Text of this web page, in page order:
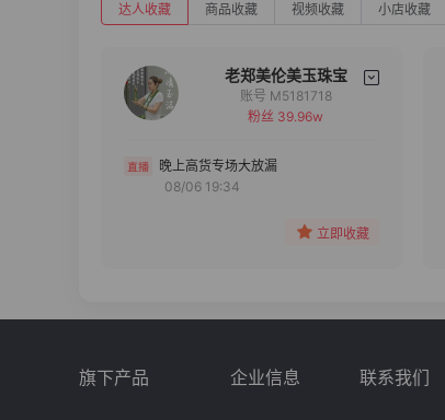
达人收藏 商品收藏 视频收藏 小店收藏
老郑美伦美玉珠宝
备注
分组
账号 M5181718
粉丝 39.96w
晚上高货专场大放漏
08/06 19:34
立即收藏
旗下产品 企业信息 联系我们